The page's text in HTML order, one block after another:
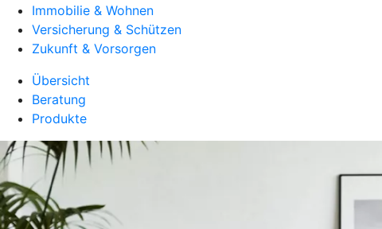
Immobilie & Wohnen
Versicherung & Schützen
Zukunft & Vorsorgen
Übersicht
Beratung
Produkte